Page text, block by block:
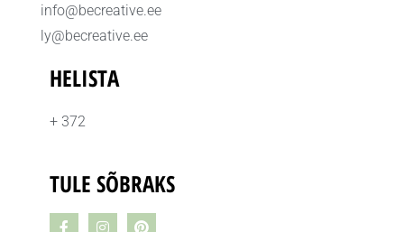
info@becreative.ee
ly@becreative.ee
HELISTA
+ 372
TULE SÕBRAKS